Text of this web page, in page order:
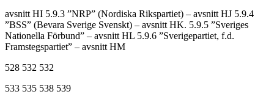
avsnitt HI 5.9.3 ”NRP” (Nordiska Rikspartiet) – avsnitt HJ 5.9.4
”BSS” (Bevara Sverige Svenskt) – avsnitt HK. 5.9.5 ”Sveriges
Nationella Förbund” – avsnitt HL 5.9.6 ”Sverigepartiet, f.d.
Framstegspartiet” – avsnitt HM
528 532 532
533 535 538 539